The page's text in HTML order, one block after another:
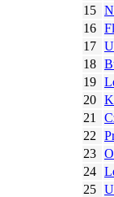
15
16
17
18
19
20
21
22
23
24
25